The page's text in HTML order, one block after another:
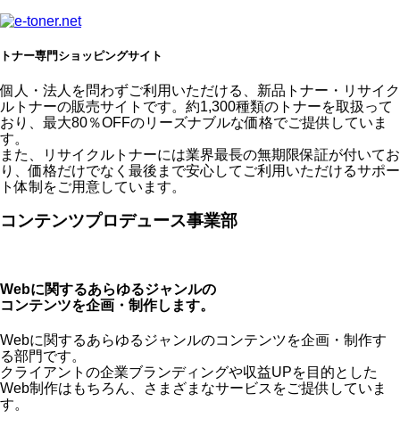
トナー専門ショッピングサイト
個人・法人を問わずご利用いただける、新品トナー・リサイク
ルトナーの販売サイトです。約1,300種類のトナーを取扱って
おり、最大80％OFFのリーズナブルな価格でご提供していま
す。
また、リサイクルトナーには業界最長の無期限保証が付いてお
り、価格だけでなく最後まで安心してご利用いただけるサポー
ト体制をご用意しています。
コンテンツプロデュース事業部
Webに関するあらゆるジャンルの
コンテンツを企画・制作します。
Webに関するあらゆるジャンルのコンテンツを企画・制作す
る部門です。
クライアントの企業ブランディングや収益UPを目的とした
Web制作はもちろん、さまざまなサービスをご提供していま
す。